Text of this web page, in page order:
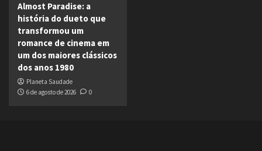
Almost Paradise: a
história do dueto que
transformou um
romance de cinema em
um dos maiores clássicos
dos anos 1980
Planeta Saudade
6 de agosto de 2026
0